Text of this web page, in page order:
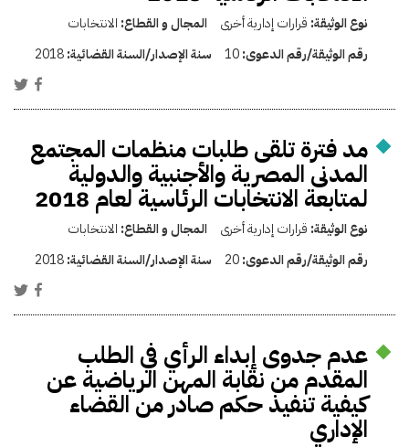
نوع الوثيقة: قرارات إدارية أخرى المجال و القطاع: الانتخابات
رقم الوثيقة/رقم الدعوى:10 سنة الإصدار/السنة القضائية:2018
مد فترة تلقى طلبات منظمات المجتمع
المدنى المصرية والأجنبية والدولية
لمتابعة الانتخابات الرئاسية لعام 2018
نوع الوثيقة: قرارات إدارية أخرى المجال و القطاع: الانتخابات
رقم الوثيقة/رقم الدعوى:20 سنة الإصدار/السنة القضائية:2018
عدم جدوى إبداء الرأي في الطلب
المقدم من نقابة المهن الرياضية عن
كيفية تنفيذ حكم صادر من القضاء
الإداري